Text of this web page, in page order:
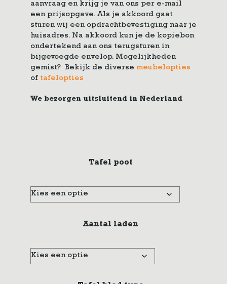
aanvraag en krijg je van ons per e-mail
een prijsopgave. Als je akkoord gaat
sturen wij een opdrachtbevestiging naar je
huisadres. Na akkoord kun je de kopiebon
ondertekend aan ons terugsturen in
bijgevoegde envelop. Mogelijkheden
gemist? Bekijk de diverse meubelopties
of tafelopties
We bezorgen uitsluitend in Nederland
Tafel poot
Aantal laden